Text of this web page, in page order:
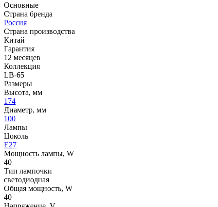
Основные
Страна бренда
Россия
Страна производства
Китай
Гарантия
12 месяцев
Коллекция
LB-65
Размеры
Высота, мм
174
Диаметр, мм
100
Лампы
Цоколь
E27
Мощность лампы, W
40
Тип лампочки
светодиодная
Общая мощность, W
40